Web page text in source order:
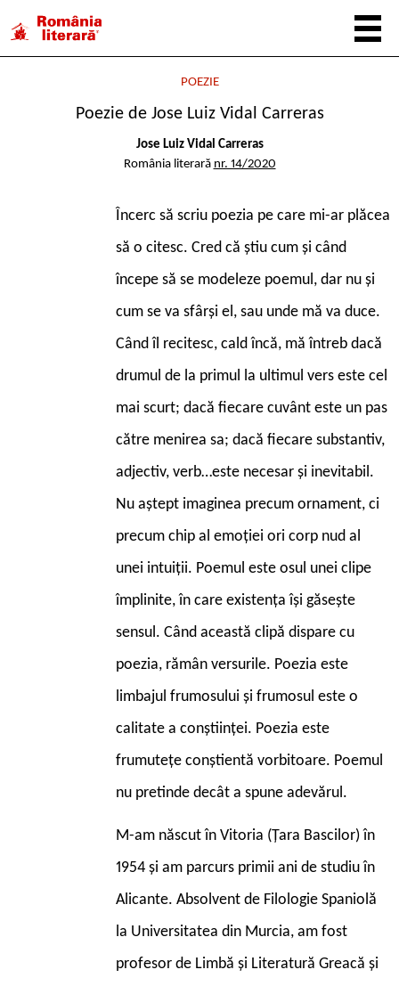
POEZIE
Poezie de Jose Luiz Vidal Carreras
Jose Luiz Vidal Carreras
România literară nr. 14/2020
Încerc să scriu poezia pe care mi-ar plăcea
să o citesc. Cred că știu cum și când
începe să se modeleze poemul, dar nu și
cum se va sfârși el, sau unde mă va duce.
Când îl recitesc, cald încă, mă întreb dacă
drumul de la primul la ultimul vers este cel
mai scurt; dacă fiecare cuvânt este un pas
către menirea sa; dacă fiecare substantiv,
adjectiv, verb…este necesar și inevitabil.
Nu aștept imaginea precum ornament, ci
precum chip al emoției ori corp nud al
unei intuiții. Poemul este osul unei clipe
împlinite, în care existența își găsește
sensul. Când această clipă dispare cu
poezia, rămân versurile. Poezia este
limbajul frumosului și frumosul este o
calitate a conștiinței. Poezia este
frumutețe conștientă vorbitoare. Poemul
nu pretinde decât a spune adevărul.
M-am născut în Vitoria (Țara Bascilor) în
1954 și am parcurs primii ani de studiu în
Alicante. Absolvent de Filologie Spaniolă
la Universitatea din Murcia, am fost
profesor de Limbă și Literatură Greacă și